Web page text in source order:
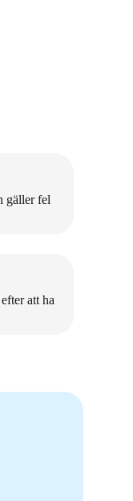
gäller fel
att ha